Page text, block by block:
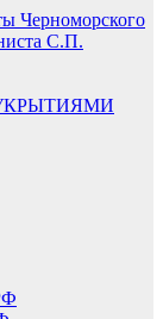
Черноморского
С.П.